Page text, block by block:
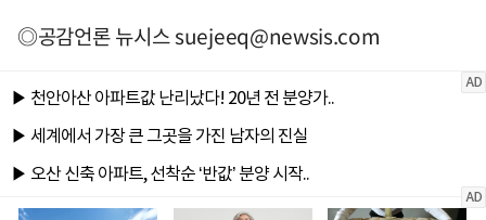
◎공감언론 뉴시스suejeeq@newsis.com